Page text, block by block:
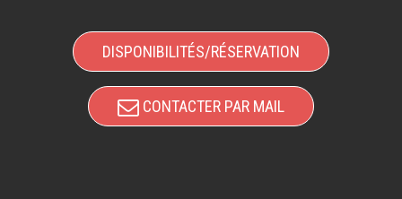
DISPONIBILITÉS/RÉSERVATION
CONTACTER PAR MAIL